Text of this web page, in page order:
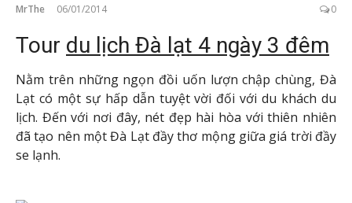
MrThe 06/01/2014 0
Tour du lịch Đà lạt 4 ngày 3 đêm
Nằm trên những ngọn đồi uốn lượn chập chùng, Đà
Lạt có một sự hấp dẫn tuyệt vời đối với du khách du
lịch. Đến với nơi đây, nét đẹp hài hòa với thiên nhiên
đã tạo nên một Đà Lạt đầy thơ mộng giữa giá trời đầy
se lạnh.